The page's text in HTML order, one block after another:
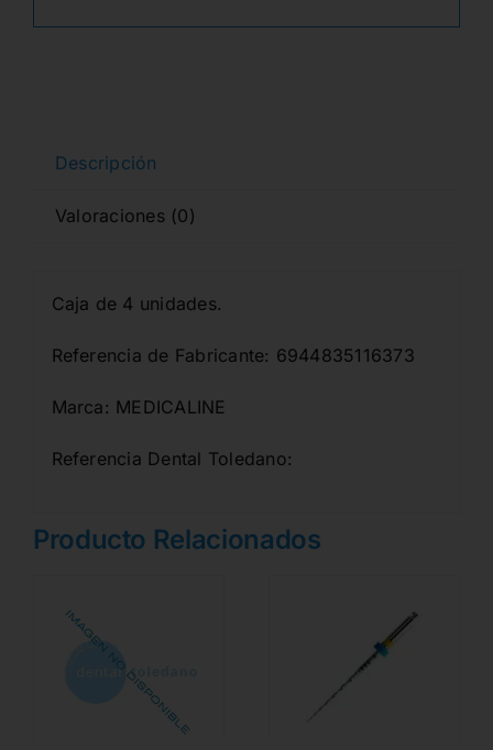
10,46€.
8,89€.
Descripción
Valoraciones (0)
Caja de 4 unidades.
Referencia de Fabricante: 6944835116373
Marca: MEDICALINE
Referencia Dental Toledano:
Producto Relacionados